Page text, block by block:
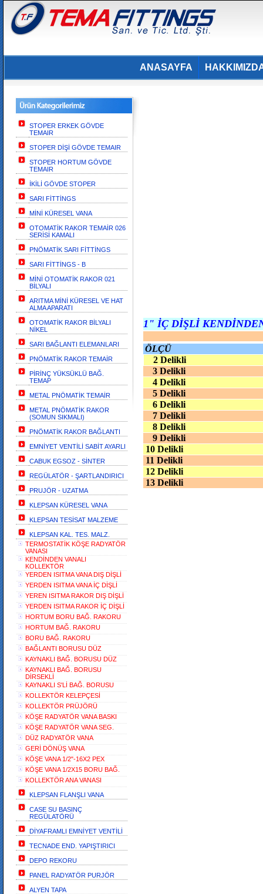
ANASAYFA
STOPER ERKEK GÖVDE
TEMAIR
STOPER DİŞİ GÖVDE TEMAIR
STOPER HORTUM GÖVDE
TEMAIR
İKİLİ GÖVDE STOPER
SARI FİTTİNGS
MİNİ KÜRESEL VANA
OTOMATİK RAKOR TEMAİR 026
SERİSİ KAMALI
PNÖMATİK SARI FİTTİNGS
SARI FİTTİNGS - B
MİNİ OTOMATİK RAKOR 021
BİLYALI
ARITMA MİNİ KÜRESEL VE HAT
ALMA APARATI
OTOMATİK RAKOR BİLYALI
NİKEL
SARI BAĞLANTI ELEMANLARI
PNÖMATİK RAKOR TEMAİR
PİRİNÇ YÜKSÜKLÜ BAĞ.
TEMAP
METAL PNÖMATİK TEMAİR
METAL PNÖMATİK RAKOR
(SOMUN SIKMALI)
PNÖMATİK RAKOR BAĞLANTI
EMNİYET VENTİLİ SABİT AYARLI
CABUK EGSOZ - SİNTER
REGÜLATÖR - ŞARTLANDIRICI
PRUJÖR - UZATMA
KLEPSAN KÜRESEL VANA
KLEPSAN TESİSAT MALZEME
KLEPSAN KAL. TES. MALZ.
TERMOSTATİK KÖŞE RADYATÖR
VANASI
KENDİNDEN VANALI
KOLLEKTÖR
YERDEN ISITMA VANA DIŞ DİŞLİ
YERDEN ISITMA VANA İÇ DİŞLİ
YEREN ISITMA RAKOR DIŞ DİŞLİ
YERDEN ISITMA RAKOR İÇ DİŞLİ
HORTUM BORU BAĞ. RAKORU
HORTUM BAĞ. RAKORU
BORU BAĞ. RAKORU
BAĞLANTI BORUSU DÜZ
KAYNAKLI BAĞ. BORUSU DÜZ
KAYNAKLI BAĞ. BORUSU
DİRSEKLİ
KAYNAKLI S'Lİ BAĞ. BORUSU
KOLLEKTÖR KELEPÇESİ
KOLLEKTÖR PRÜJÖRÜ
KÖŞE RADYATÖR VANA BASKI
KÖŞE RADYATÖR VANA SEG.
DÜZ RADYATÖR VANA
GERİ DÖNÜŞ VANA
KÖŞE VANA 1/2"-16X2 PEX
KÖŞE VANA 1/2X15 BORU BAĞ.
KOLLEKTÖR ANA VANASI
KLEPSAN FLANŞLI VANA
CASE SU BASINÇ
REGÜLATÖRÜ
DİYAFRAMLI EMNİYET VENTİLİ
TECNADE END. YAPIŞTIRICI
DEPO REKORU
PANEL RADYATÖR PURJÖR
ALYEN TAPA
1" İÇ DİŞLİ
ÖLÇÜ
2 Delikli
3 Delikli
4 Delikli
5 Delikli
6 Delikli
7 Delikli
8 Delikli
9 Delikli
10 Delikli
11 Delikli
12 Delikli
13 Delikli